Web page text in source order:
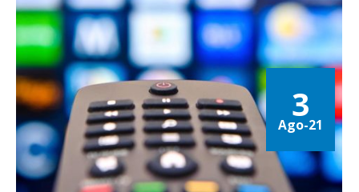
3
Ago-21